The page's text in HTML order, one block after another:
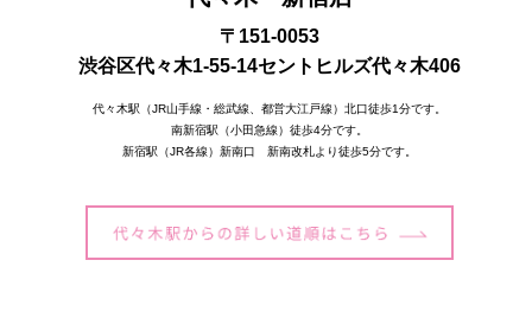
〒151-0053
渋谷区代々木1-55-14セントヒルズ代々木406
代々木駅（JR山手線・総武線、都営大江戸線）北口徒歩1分です。
南新宿駅（小田急線）徒歩4分です。
新宿駅（JR各線）新南口 新南改札より徒歩5分です。